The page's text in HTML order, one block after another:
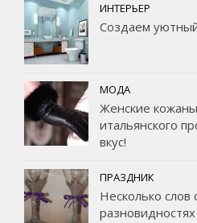
ИНТЕРЬЕР
Создаем
МОДА
Женские
итальянского
вкус!
ПРАЗДНИК
Несколько